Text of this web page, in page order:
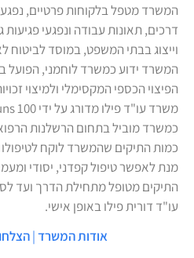
המשרד מטפל בלקוחות פרטיים,
דרכים, תאונות עבודה ונפגעי פגיעות
וייצוג בבתי המשפט, במוסד לביטוח
המשרד ידוע כמשרד לוחמני, הפועל
הפיצוי הכספי המקסימלי ולמיצוי
כמשרד מוביל בתחום הרשלנות
כמות התיקים שהמשרד לוקח
מנת לאפשר טיפול קפדני, יסודי
התיקים מטופל מתחילת הדרך ועד
עו"ד דורית פילו באופן אישי.
אודות המשרד|